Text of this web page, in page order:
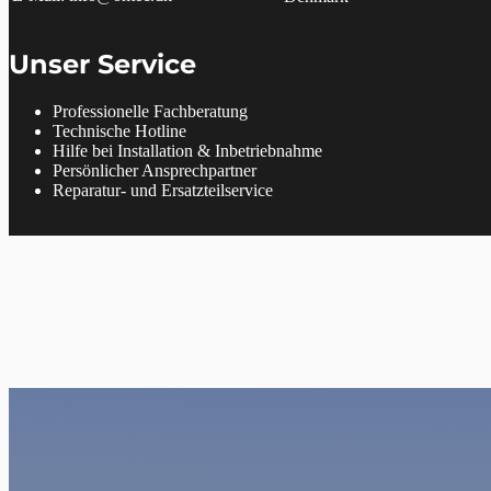
Unser Service
Professionelle Fachberatung
Technische Hotline
Hilfe bei Installation & Inbetriebnahme
Persönlicher Ansprechpartner
Reparatur- und Ersatzteilservice